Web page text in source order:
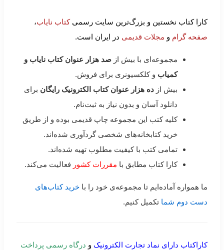
کارا کتاب نخستین و بزرگ‌ترین سایت رسمیکتاب نایاب،
صفحه گرام و مجلات قدیمی در ایران است.
مجموعه‌ای با بیش از صد هزار عنوان کتاب نایاب و
کمیاب و کلکسیونری برای فروش.
بیش از ده هزار عنوان کتاب الکترونیک رایگان برای
دانلود آسان و بدون نیاز به ثبت‌نام.
کلیه کتب این مجموعه چاپ قدیمی بوده و از طریق
خرید کتابخانه‌های شخصی گردآوری شده‌اند.
تمامی کتب با کیفیت مطلوب تهیه شده‌اند.
کارا کتاب مطابق با مقررات کشور فعالیت می‌کند.
ما همواره آماده‌ایم تا مجموعه‌ی خود را با خرید کتاب‌های
دست دوم شما تکمیل کنیم.
کاراکتاب دارای نماد تجارت الکترونیک و درگاه رسمی پرداخت